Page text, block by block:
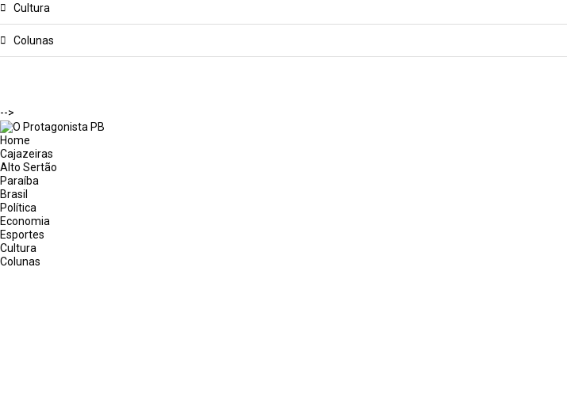
Cultura
Colunas
-->
Home
Cajazeiras
Alto Sertão
Paraíba
Brasil
Política
Economia
Esportes
Cultura
Colunas